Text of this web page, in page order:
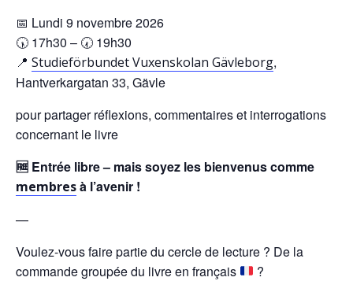
📅 Lundi 9 novembre 2026
🕠 17h30 – 🕢 19h30
📍 Studieförbundet Vuxenskolan Gävleborg,
Hantverkargatan 33, Gävle
pour partager réflexions, commentaires et interrogations
concernant le livre
🆓 Entrée libre – mais soyez les bienvenus comme
membresà l’avenir !
—
Voulez-vous faire partie du cercle de lecture ? De la
commande groupée du livre en français
?